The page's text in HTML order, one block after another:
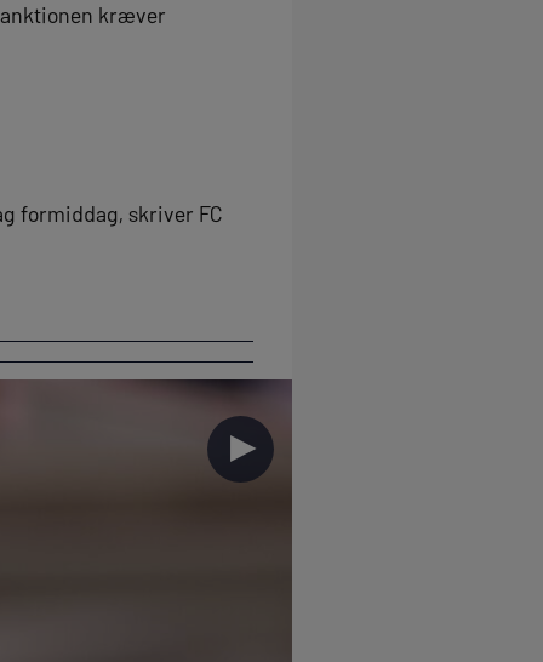
kræver
formiddag, skriver FC
►